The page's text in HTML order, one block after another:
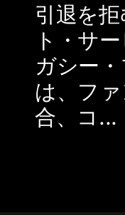
引退を
ト・サ
ガシー
は、フ
合、コ...